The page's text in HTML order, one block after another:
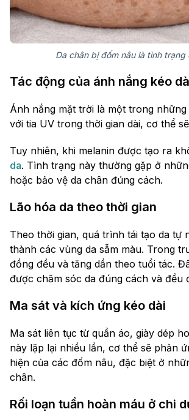
Da chân bị đốm nâu là tình
Tác động của ánh nắng kéo
Ánh nắng mặt trời là một trong
với tia UV trong thời gian dài, cơ thể
Tuy nhiên, khi melanin được tạo ra
da. Tình trạng này thường gặp ở
hoặc bảo vệ da chân đúng cách.
Lão hóa da theo thời gian
Theo thời gian, quá trình tái tạo da tự
thành các vùng da sẫm màu. Trong
đồng đều và tăng dần theo tuổi tác.
được chăm sóc da đúng cách và đều
Ma sát và kích ứng kéo dài
Ma sát liên tục từ quần áo, giày dép
này lặp lại nhiều lần, cơ thể sẽ phản
hiện của các đốm nâu, đặc biệt ở
chân.
Rối loạn tuần hoàn máu ở chi